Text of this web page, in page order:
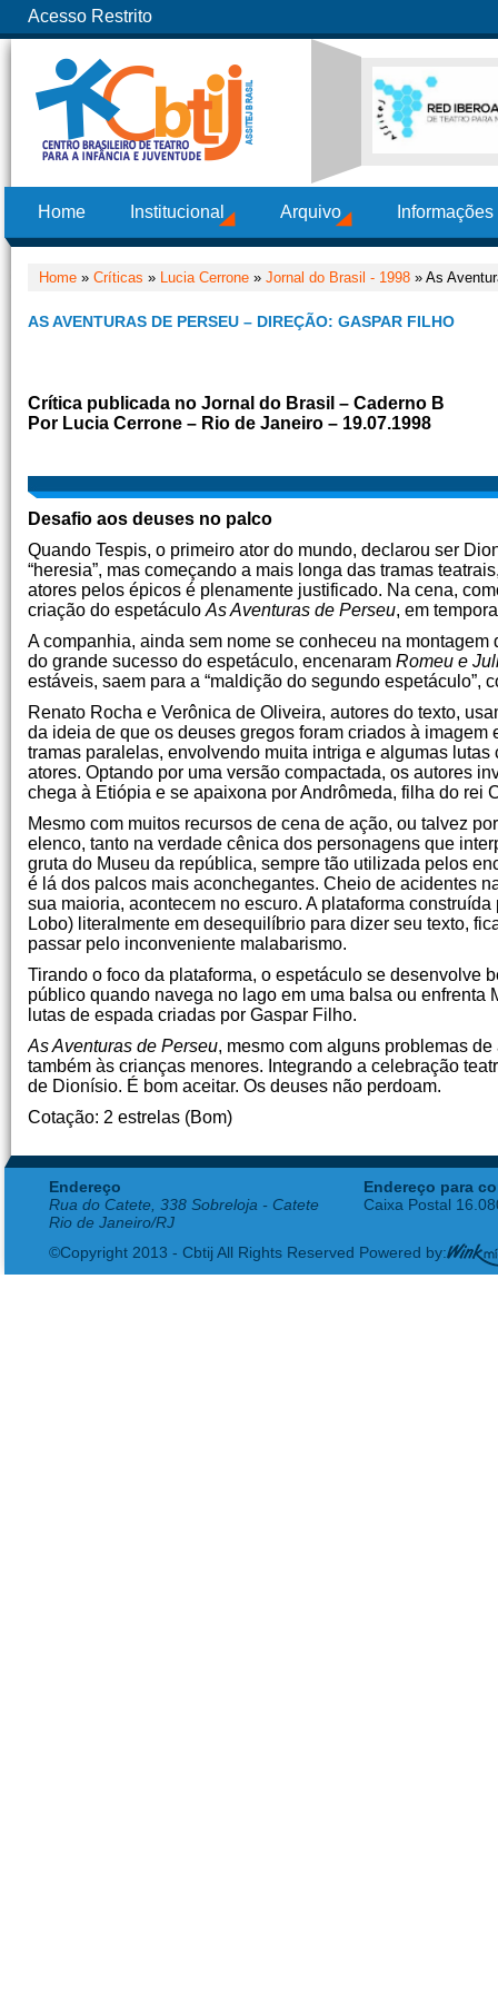
Acesso Restrito
Home Institucional Arquivo
Home » Críticas » Lucia Cerrone » Jornal do Brasil - 1998 » As
AS AVENTURAS DE PERSEU – DIREÇÃO: GASPAR FILHO
Crítica publicada no Jornal do Brasil – Caderno B
Por Lucia Cerrone – Rio de Janeiro – 19.07.1998
Desafio aos deuses no palco
Quando Tespis, o primeiro ator do mundo, declarou ser
“heresia”, mas começando a mais longa das tramas
atores pelos épicos é plenamente justificado. Na cena,
criação do espetáculo As Aventuras de Perseu, em
A companhia, ainda sem nome se conheceu na montagem
do grande sucesso do espetáculo, encenaram Romeu e
estáveis, saem para a “maldição do segundo espetáculo”,
Renato Rocha e Verônica de Oliveira, autores do texto,
da ideia de que os deuses gregos foram criados à
tramas paralelas, envolvendo muita intriga e algumas
atores. Optando por uma versão compactada, os autores
chega à Etiópia e se apaixona por Andrômeda, filha do rei
Mesmo com muitos recursos de cena de ação, ou talvez
elenco, tanto na verdade cênica dos personagens que
gruta do Museu da república, sempre tão utilizada pelos
é lá dos palcos mais aconchegantes. Cheio de acidentes
sua maioria, acontecem no escuro. A plataforma
Lobo) literalmente em desequilíbrio para dizer seu texto,
passar pelo inconveniente malabarismo.
Tirando o foco da plataforma, o espetáculo se desenvolve
público quando navega no lago em uma balsa ou
lutas de espada criadas por Gaspar Filho.
As Aventuras de Perseu, mesmo com alguns problemas
também às crianças menores. Integrando a celebração
de Dionísio. É bom aceitar. Os deuses não perdoam.
Cotação: 2 estrelas (Bom)
Endereço
Rua do Catete, 338 Sobreloja - Catete
Rio de Janeiro/RJ
Endereço para
Caixa Postal
©Copyright 2013 - Cbtij All Rights Reserved Powered by: